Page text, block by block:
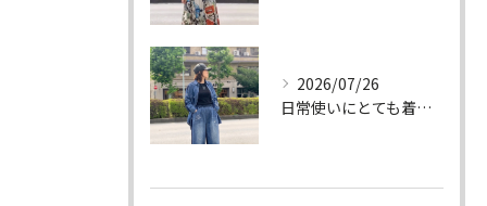
2026/07/26
日常使いにとても着やすいデニムのセットアップ。